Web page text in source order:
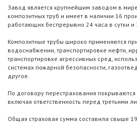
Завод является крупнейшим заводом в
композитных труб и имеет в наличии 16
работающих беспрерывно 24 часа в сутки и
Композитные трубы широко применяются
водоснабжении, транспортировке нефти,
транспортировке агрессивных сред,
системах пожарной безопасности,
другое.
По договору перестрахования
включая ответственность перед третьими
Общая страховая сумма составила свыше